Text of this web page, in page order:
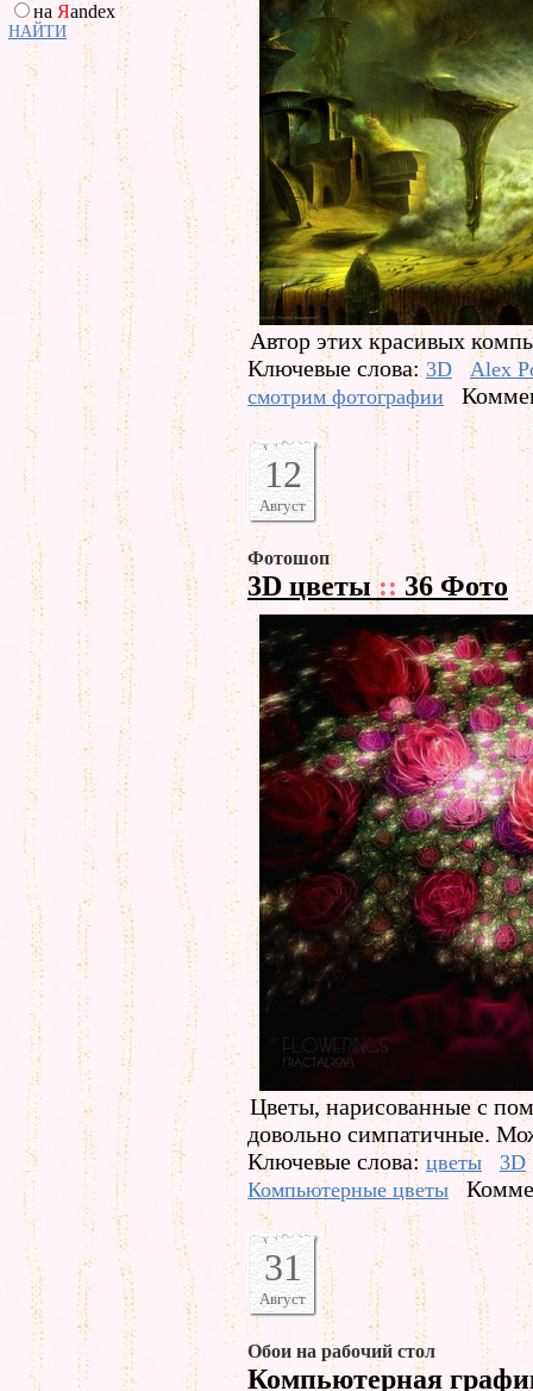
на Яandex
НАЙТИ
Автор этих красивых
Ключевые слова:3D
Alex
смотрим фотографии
12
Август
Фотошоп
3D цветы:: 36 Фото
Цветы, нарисованные с
довольно симпатичные.
Ключевые слова: цветы
3D
Компьютерные цветы
31
Август
Обои на рабочий стол
Компьютерная